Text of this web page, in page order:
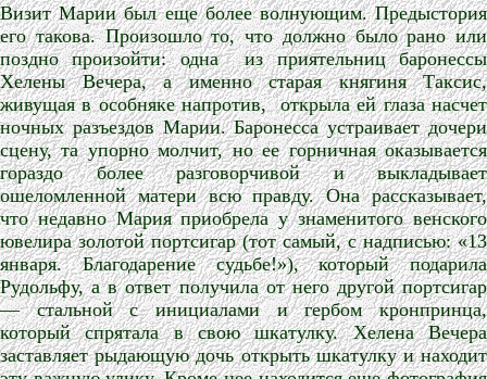
Визит Марии был еще более волнующим. Предыстория
его такова. Произошло то, что должно было рано или
поздно произойти: одна
из приятельниц баронессы
Хелены Вечера, а именно старая княгиня Таксис,
живущая в особняке напротив,
открыла ей глаза насчет
ночных разъездов Марии. Баронесса устраивает дочери
сцену, та упорно молчит, но ее горничная оказывается
гораздо более разговорчивой и выкладывает
ошеломленной матери всю правду. Она рассказывает,
что недавно Мария приобрела у знаменитого венского
ювелира золотой портсигар (тот самый, с надписью: «13
января. Благодарение судьбе!»), который подарила
Рудольфу, а в ответ получила от него другой портсигар
— стальной с инициалами и гербом кронпринца,
который спрятала в свою шкатулку. Хелена Вечера
заставляет рыдающую дочь открыть шкатулку и находит